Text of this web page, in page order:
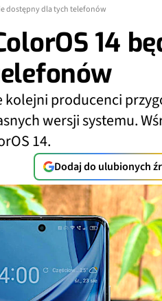
dostępny dla tych telefonów
14
kolejni producenci
wersji systemu.
14.
Dodaj do ulubionych